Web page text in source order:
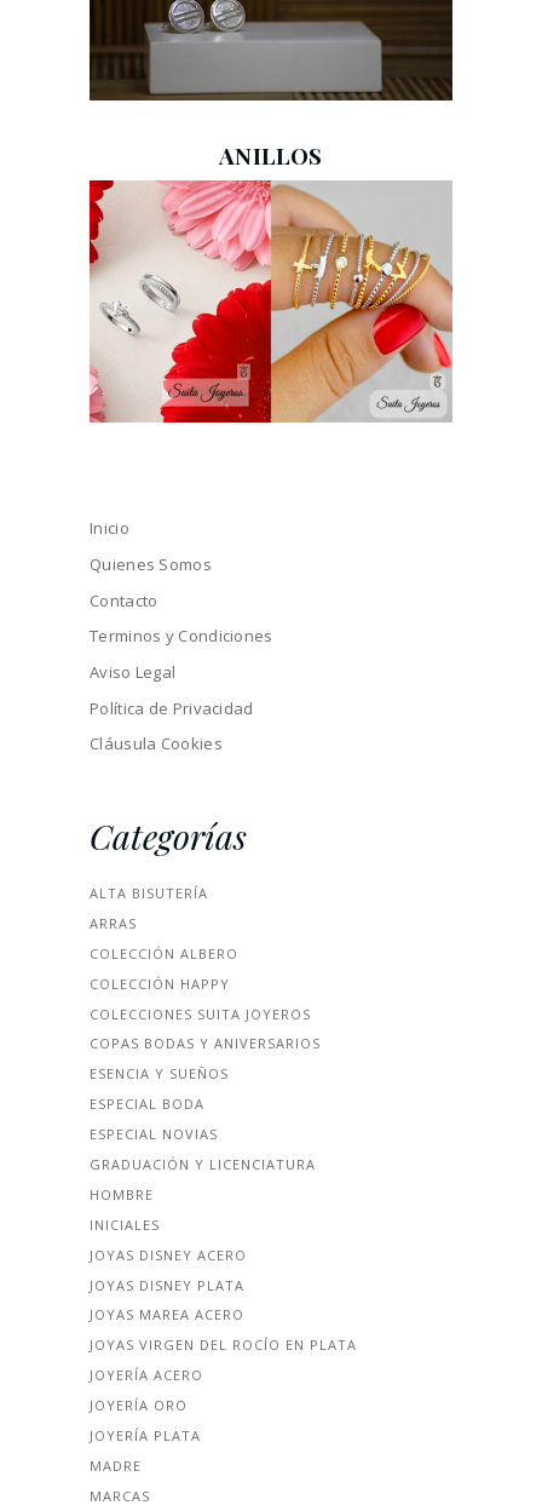
ANILLOS
Inicio
Quienes Somos
Contacto
Terminos y Condiciones
Aviso Legal
Política de Privacidad
Cláusula Cookies
Categorías
ALTA BISUTERÍA
ARRAS
COLECCIÓN ALBERO
COLECCIÓN HAPPY
COLECCIONES SUITA JOYEROS
COPAS BODAS Y ANIVERSARIOS
ESENCIA Y SUEÑOS
ESPECIAL BODA
ESPECIAL NOVIAS
GRADUACIÓN Y LICENCIATURA
HOMBRE
INICIALES
JOYAS DISNEY ACERO
JOYAS DISNEY PLATA
JOYAS MAREA ACERO
JOYAS VIRGEN DEL ROCÍO EN PLATA
JOYERÍA ACERO
JOYERÍA ORO
JOYERÍA PLATA
MADRE
MARCAS